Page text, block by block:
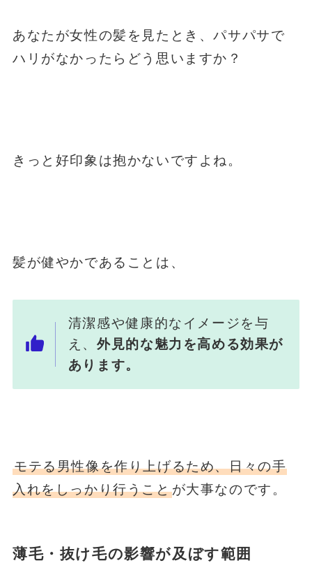
あなたが女性の髪を見たとき、パサパサで
ハリがなかったらどう思いますか？
きっと好印象は抱かないですよね。
髪が健やかであることは、
清潔感や健康的なイメージを与
え、外見的な魅力を高める効果が
あります。
モテる男性像を作り上げるため、日々の手
入れをしっかり行うことが大事なのです。
薄毛・抜け毛の影響が及ぼす範囲